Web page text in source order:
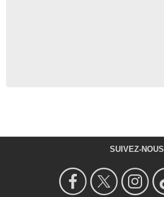
SUIVEZ-NOUS